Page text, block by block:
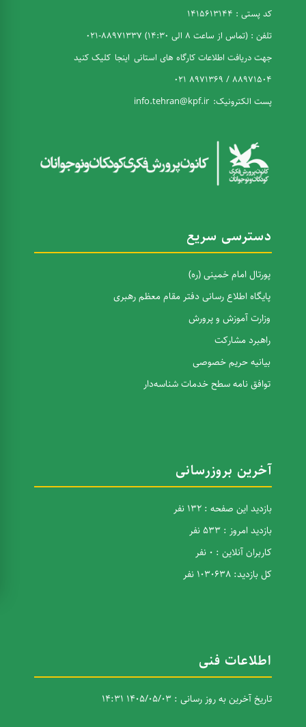
کد پستی : 1415613144
تلفن : (تماس از ساعت 8 الی 14:30) 88971337-021
جهت دریافت اطلاعات کارگاه های استانی اینجا کلیک کنید
88971504 / 8971369 021
پست الکترونیک: info.tehran@kpf.ir
دسترسی سریع
پورتال امام خمینی (ره)
پایگاه اطلاع رسانی دفتر مقام معظم رهبری
وزارت آموزش و پرورش
راهبرد مشارکت
بیانیه حریم خصوصی
توافق نامه سطح خدمات شناسه‌دار
آخرین بروزرسانی
بازدید این صفحه : 132 نفر
بازدید امروز : 533 نفر
کاربران آنلاین : 0 نفر
کل بازدید: 1030638 نفر
اطلاعات فنی
تاریخ آخرین به روز رسانی : 1405/05/03 14:31